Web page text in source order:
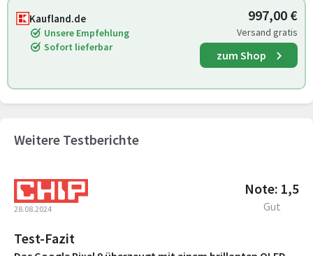
Kaufland.de
Unsere Empfehlung
Sofort lieferbar
997,00 €
Versand gratis
zum Shop
Weitere Testberichte
28.08.2024
Note: 1,5
Gut
Test-Fazit